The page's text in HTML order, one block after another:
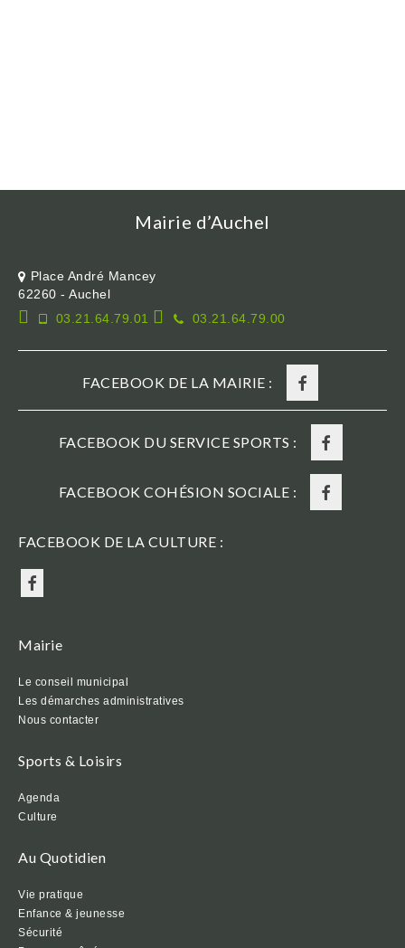
Mairie d’Auchel
Place André Mancey
62260 - Auchel
03.21.64.79.01
03.21.64.79.00
FACEBOOK DE LA MAIRIE :
FACEBOOK DU SERVICE SPORTS :
FACEBOOK COHÉSION SOCIALE :
FACEBOOK DE LA CULTURE :
Mairie
Le conseil municipal
Les démarches administratives
Nous contacter
Sports & Loisirs
Agenda
Culture
Au Quotidien
Vie pratique
Enfance & jeunesse
Sécurité